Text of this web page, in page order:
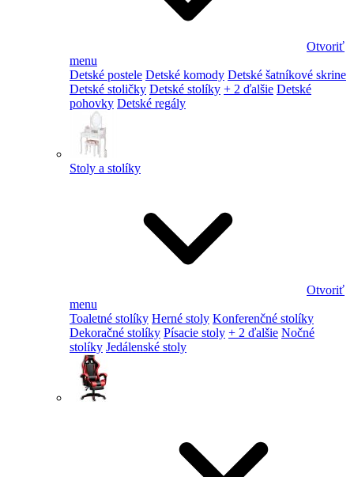
Otvoriť
menu
Detské postele Detské komody Detské šatníkové skrine
Detské stoličky Detské stolíky + 2 ďalšie Detské
pohovky Detské regály
Stoly a stolíky
Otvoriť
menu
Toaletné stolíky Herné stoly Konferenčné stolíky
Dekoračné stolíky Písacie stoly + 2 ďalšie Nočné
stolíky Jedálenské stoly